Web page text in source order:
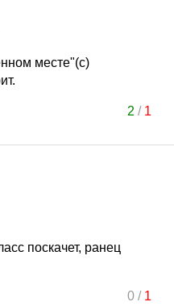
месте"(с)
2 / 1
поскачет, ранец
0/ 1